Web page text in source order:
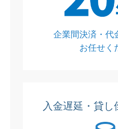
企業間決済・代
お任せく
入金遅延・貸し